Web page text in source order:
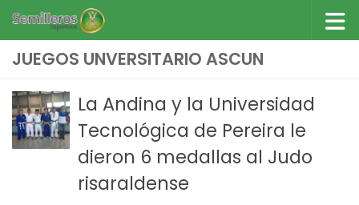
Saltar al contenido
JUEGOS UNVERSITARIO ASCUN
La Andina y la Universidad
Tecnológica de Pereira le
dieron 6 medallas al Judo
risaraldense